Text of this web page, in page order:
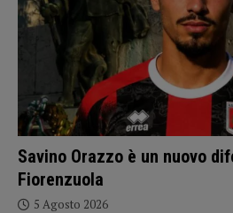
Savino Orazzo è un nuovo
Fiorenzuola
5 Agosto 2026